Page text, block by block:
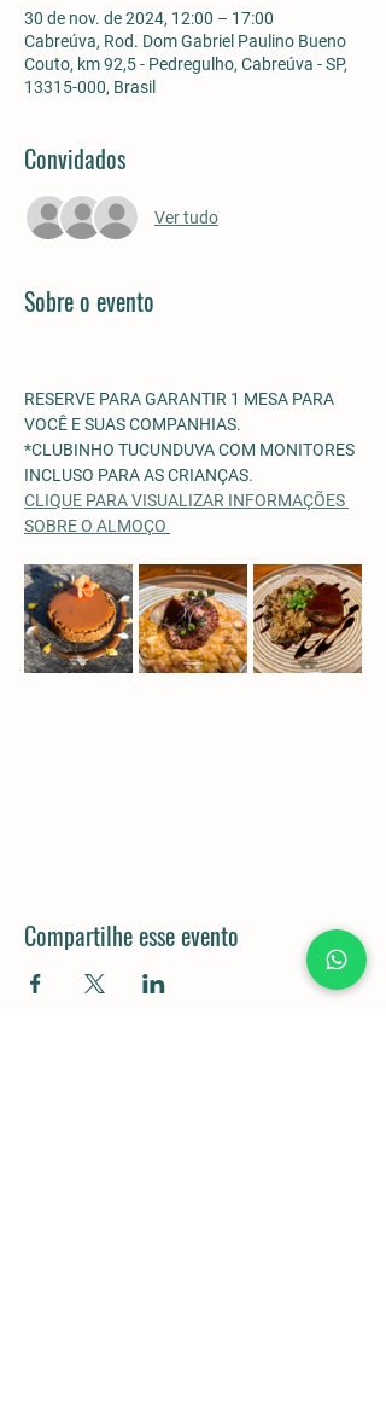
30 de nov. de 2024, 12:00 – 17:00
Cabreúva, Rod. Dom Gabriel Paulino Bueno
Couto, km 92,5 - Pedregulho, Cabreúva - SP,
13315-000, Brasil
Convidados
Ver tudo
Sobre o evento
RESERVE PARA GARANTIR 1 MESA PARA
VOCÊ E SUAS COMPANHIAS.
*CLUBINHO TUCUNDUVA COM MONITORES
INCLUSO PARA AS CRIANÇAS.
CLIQUE PARA VISUALIZAR INFORMAÇÕES
SOBRE O ALMOÇO
Compartilhe esse evento